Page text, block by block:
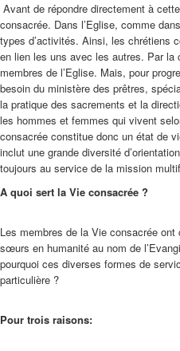
Avant de répondre directement à
consacrée. Dans l’Eglise, comme
types d’activités. Ainsi, les chrétiens
en lien les uns avec les autres. Par
membres de l’Eglise. Mais, pour
besoin du ministère des prêtres,
la pratique des sacrements et la
les hommes et femmes qui vivent
consacrée constitue donc un état de
inclut une grande diversité
toujours au service de la mission
A quoi sert la Vie consacrée ?
Les membres de la Vie consacrée
sœurs en humanité au nom de
pourquoi ces diverses formes de
particulière ?
Pour trois raisons: